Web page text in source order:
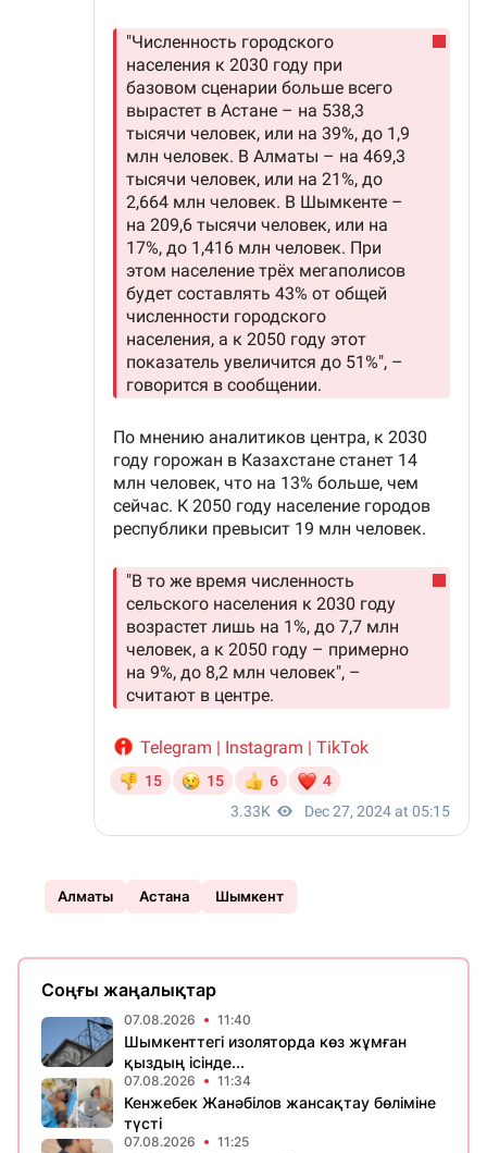
Алматы Астана Шымкент
Соңғы жаңалықтар
07.08.2026 11:40
Шымкенттегі изоляторда көз жұмған
қыздың ісінде...
07.08.2026 11:34
Кенжебек Жанәбілов жансақтау бөліміне
түсті
07.08.2026 11:25